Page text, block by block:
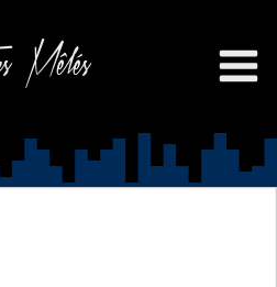
Mêlés